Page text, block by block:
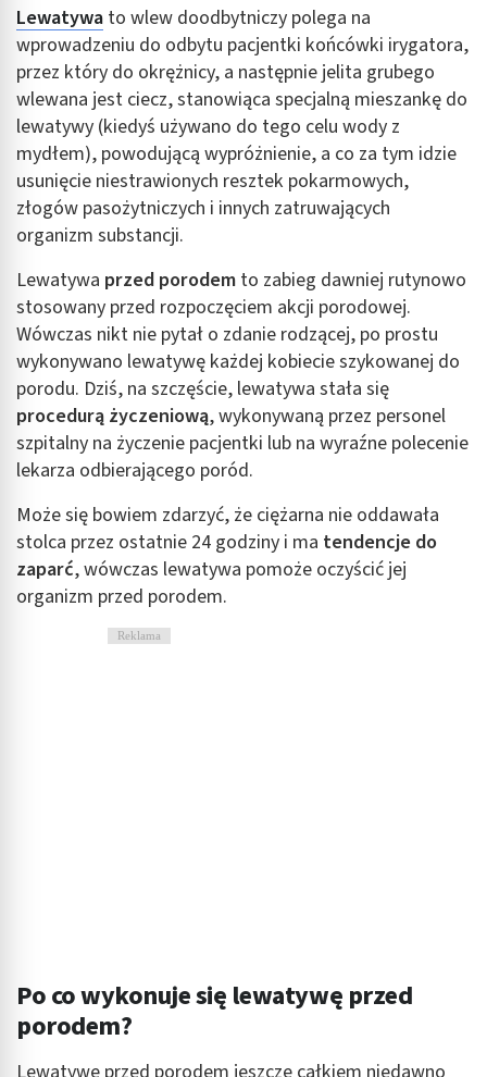
Lewatywa to wlew doodbytniczy polega na
wprowadzeniu do odbytu pacjentki końcówki irygatora,
przez który do okrężnicy, a następnie jelita grubego
wlewana jest ciecz, stanowiąca specjalną mieszankę do
lewatywy (kiedyś używano do tego celu wody z
mydłem), powodującą wypróżnienie, a co za tym idzie
usunięcie niestrawionych resztek pokarmowych,
złogów pasożytniczych i innych zatruwających
organizm substancji.
Lewatywa przed porodem to zabieg dawniej rutynowo
stosowany przed rozpoczęciem akcji porodowej.
Wówczas nikt nie pytał o zdanie rodzącej, po prostu
wykonywano lewatywę każdej kobiecie szykowanej do
porodu. Dziś, na szczęście, lewatywa stała się
procedurą życzeniową, wykonywaną przez personel
szpitalny na życzenie pacjentki lub na wyraźne polecenie
lekarza odbierającego poród.
Może się bowiem zdarzyć, że ciężarna nie oddawała
stolca przez ostatnie 24 godziny i ma tendencje do
zaparć, wówczas lewatywa pomoże oczyścić jej
organizm przed porodem.
Reklama
Po co wykonuje się lewatywę przed
porodem?